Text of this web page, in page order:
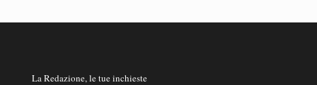
La Redazione, le tue inchieste